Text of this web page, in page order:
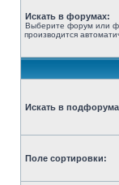
Искать в форумах:
Выберите форум или
производится
Искать в
Поле сортировки: